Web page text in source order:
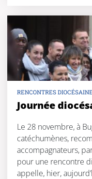
RENCONTRES
Journée
Le 28 novembre, à
catéchumènes,
accompagnateurs,
pour une rencontre
appelle, hier,